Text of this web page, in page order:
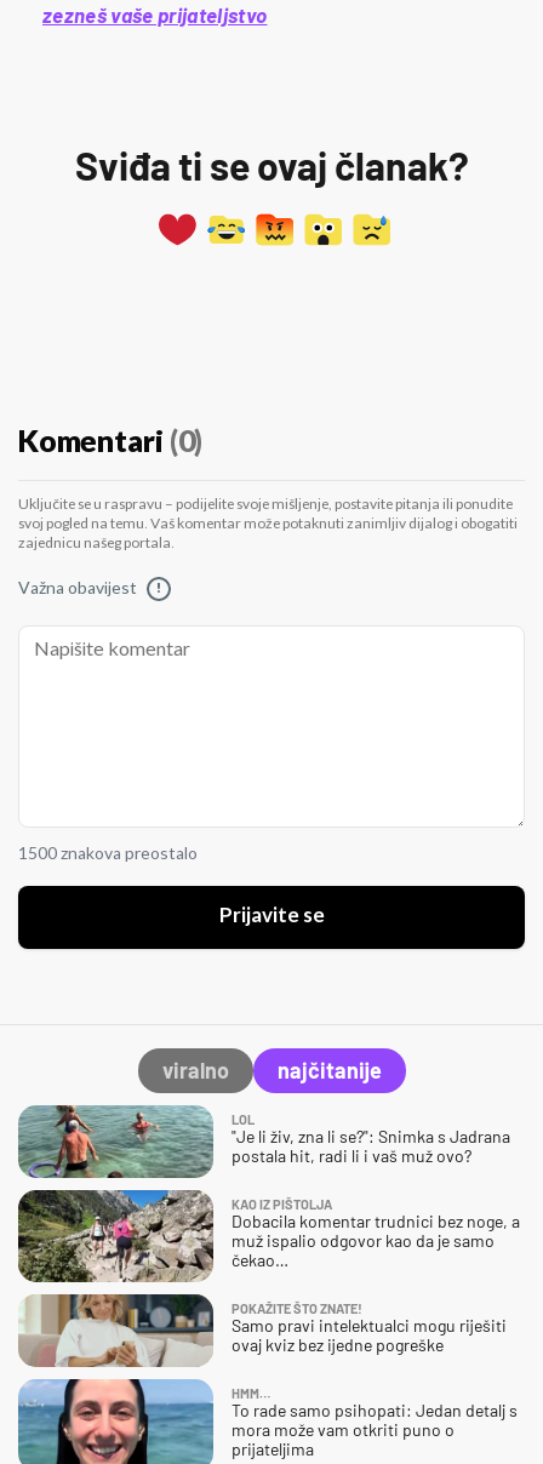
zezneš vaše prijateljstvo
Sviđa ti se ovaj članak?
Komentari (0)
Uključite se u raspravu – podijelite svoje mišljenje, postavite pitanja ili ponudite
svoj pogled na temu. Vaš komentar može potaknuti zanimljiv dijalog i obogatiti
zajednicu našeg portala.
Važna obavijest !
1500 znakova preostalo
Prijavite se
viralno najčitanije
LOL
"Je li živ, zna li se?": Snimka s Jadrana
postala hit, radi li i vaš muž ovo?
KAO IZ PIŠTOLJA
Dobacila komentar trudnici bez noge, a
muž ispalio odgovor kao da je samo
čekao…
POKAŽITE ŠTO ZNATE!
Samo pravi intelektualci mogu riješiti
ovaj kviz bez ijedne pogreške
HMM…
To rade samo psihopati: Jedan detalj s
mora može vam otkriti puno o
prijateljima